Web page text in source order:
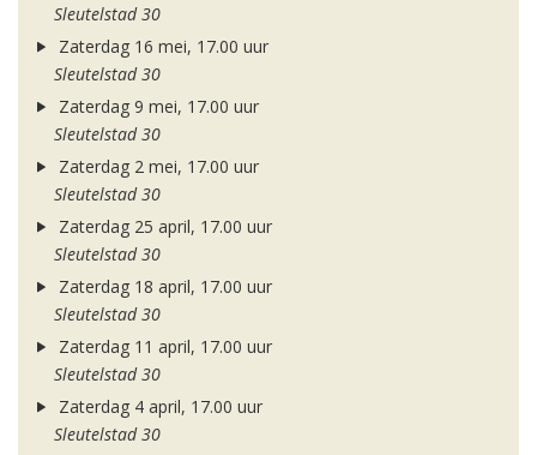
Sleutelstad 30
Zaterdag 16 mei, 17.00 uur
Sleutelstad 30
Zaterdag 9 mei, 17.00 uur
Sleutelstad 30
Zaterdag 2 mei, 17.00 uur
Sleutelstad 30
Zaterdag 25 april, 17.00 uur
Sleutelstad 30
Zaterdag 18 april, 17.00 uur
Sleutelstad 30
Zaterdag 11 april, 17.00 uur
Sleutelstad 30
Zaterdag 4 april, 17.00 uur
Sleutelstad 30